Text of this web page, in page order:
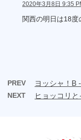
2020年3月8日 9:35
関西の明日は18度
PREV ヨッシャ！B
NEXT ヒョッコリと